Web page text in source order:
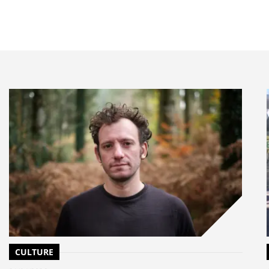
ce risque en opportunité :
conjointes de réduction.
jusqu’au niveau produit.
climat dédiée.
bas-carbone.
des émissions.
issues de133 000 notations carbone couvrant 83
, enrichies par l’expertise analytique du BCG.
CULTURE